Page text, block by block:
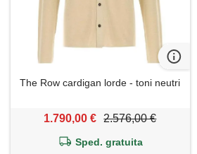
The Row cardigan lorde - toni neutri
1.790,00 € 2.576,00 €
Sped. gratuita